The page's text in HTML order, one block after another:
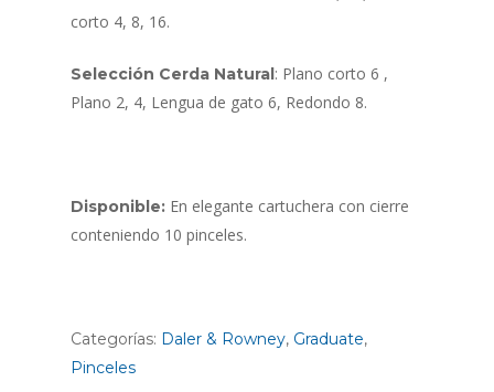
corto 4, 8, 16.
Selección Cerda Natural: Plano corto 6 ,
Plano 2, 4, Lengua de gato 6, Redondo 8.
Disponible: En elegante cartuchera con cierre
conteniendo 10 pinceles.
Categorías: Daler & Rowney, Graduate,
Pinceles